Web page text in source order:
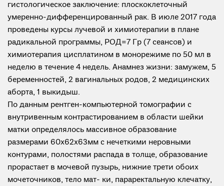
гистологическое заключение: плоскоклеточный
умеренно-дифференцированный рак. В июле 2017 года
проведены курсы лучевой и химиотерапии в плане
радикальной программы, РОД=7 Гр (7 сеансов) и
химиотерапия цисплатином в монорежиме по 50 мл в
неделю в течение 4 недель. Анамнез жизни: замужем, 5
беременностей, 2 вагинальных родов, 2 медицинских
аборта, 1 выкидыш.
По данным рентген-компьютерной томографии с
внутривенным контрастированием в области шейки
матки определялось массивное образование
размерами 60х62х63мм с нечеткими неровными
контурами, полостями распада в толще, образование
прорастает в мочевой пузырь, нижние трети обоих
мочеточников, тело мат- ки, параректальную клечатку,